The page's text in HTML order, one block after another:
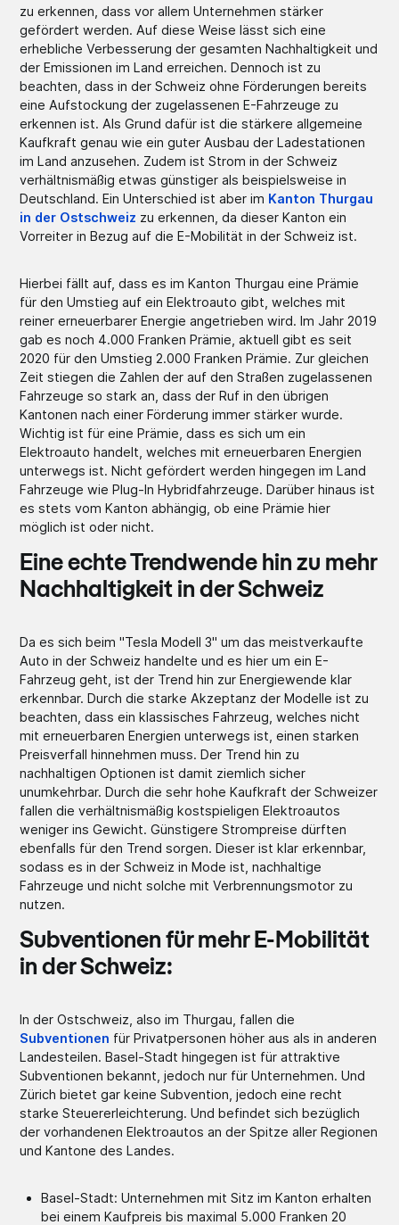
zu erkennen, dass vor allem Unternehmen stärker
gefördert werden. Auf diese Weise lässt sich eine
erhebliche Verbesserung der gesamten Nachhaltigkeit und
der Emissionen im Land erreichen. Dennoch ist zu
beachten, dass in der Schweiz ohne Förderungen bereits
eine Aufstockung der zugelassenen E-Fahrzeuge zu
erkennen ist. Als Grund dafür ist die stärkere allgemeine
Kaufkraft genau wie ein guter Ausbau der Ladestationen
im Land anzusehen. Zudem ist Strom in der Schweiz
verhältnismäßig etwas günstiger als beispielsweise in
Deutschland. Ein Unterschied ist aber im Kanton Thurgau
in der Ostschweiz zu erkennen, da dieser Kanton ein
Vorreiter in Bezug auf die E-Mobilität in der Schweiz ist.
Hierbei fällt auf, dass es im Kanton Thurgau eine Prämie
für den Umstieg auf ein Elektroauto gibt, welches mit
reiner erneuerbarer Energie angetrieben wird. Im Jahr 2019
gab es noch 4.000 Franken Prämie, aktuell gibt es seit
2020 für den Umstieg 2.000 Franken Prämie. Zur gleichen
Zeit stiegen die Zahlen der auf den Straßen zugelassenen
Fahrzeuge so stark an, dass der Ruf in den übrigen
Kantonen nach einer Förderung immer stärker wurde.
Wichtig ist für eine Prämie, dass es sich um ein
Elektroauto handelt, welches mit erneuerbaren Energien
unterwegs ist. Nicht gefördert werden hingegen im Land
Fahrzeuge wie Plug-In Hybridfahrzeuge. Darüber hinaus ist
es stets vom Kanton abhängig, ob eine Prämie hier
möglich ist oder nicht.
Eine echte Trendwende hin zu mehr
Nachhaltigkeit in der Schweiz
Da es sich beim "Tesla Modell 3" um das meistverkaufte
Auto in der Schweiz handelte und es hier um ein E-
Fahrzeug geht, ist der Trend hin zur Energiewende klar
erkennbar. Durch die starke Akzeptanz der Modelle ist zu
beachten, dass ein klassisches Fahrzeug, welches nicht
mit erneuerbaren Energien unterwegs ist, einen starken
Preisverfall hinnehmen muss. Der Trend hin zu
nachhaltigen Optionen ist damit ziemlich sicher
unumkehrbar. Durch die sehr hohe Kaufkraft der Schweizer
fallen die verhältnismäßig kostspieligen Elektroautos
weniger ins Gewicht. Günstigere Strompreise dürften
ebenfalls für den Trend sorgen. Dieser ist klar erkennbar,
sodass es in der Schweiz in Mode ist, nachhaltige
Fahrzeuge und nicht solche mit Verbrennungsmotor zu
nutzen.
Subventionen für mehr E-Mobilität
in der Schweiz:
In der Ostschweiz, also im Thurgau, fallen die
Subventionen für Privatpersonen höher aus als in anderen
Landesteilen. Basel-Stadt hingegen ist für attraktive
Subventionen bekannt, jedoch nur für Unternehmen. Und
Zürich bietet gar keine Subvention, jedoch eine recht
starke Steuererleichterung. Und befindet sich bezüglich
der vorhandenen Elektroautos an der Spitze aller Regionen
und Kantone des Landes.
Basel-Stadt: Unternehmen mit Sitz im Kanton erhalten
bei einem Kaufpreis bis maximal 5.000 Franken 20